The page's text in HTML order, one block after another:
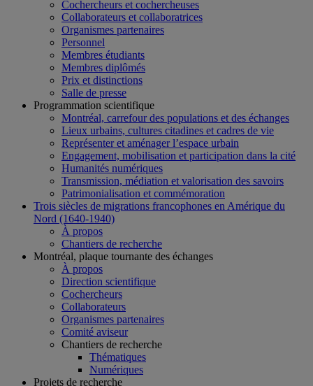
Cochercheurs et cochercheuses
Collaborateurs et collaboratrices
Organismes partenaires
Personnel
Membres étudiants
Membres diplômés
Prix et distinctions
Salle de presse
Programmation scientifique
Montréal, carrefour des populations et des échanges
Lieux urbains, cultures citadines et cadres de vie
Représenter et aménager l’espace urbain
Engagement, mobilisation et participation dans la cité
Humanités numériques
Transmission, médiation et valorisation des savoirs
Patrimonialisation et commémoration
Trois siècles de migrations francophones en Amérique du
Nord (1640-1940)
À propos
Chantiers de recherche
Montréal, plaque tournante des échanges
À propos
Direction scientifique
Cochercheurs
Collaborateurs
Organismes partenaires
Comité aviseur
Chantiers de recherche
Thématiques
Numériques
Projets de recherche